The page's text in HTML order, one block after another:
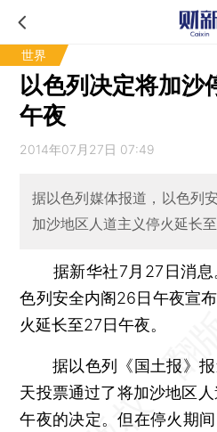
世界
以色列决定将加沙
午夜
2014年07月27日 07:49
据以色列媒体报道，以色列
加沙地区人道主义停火延长
据新华社7月27日消息
色列安全内阁26日午夜宣
火延长至27日午夜。
据以色列《国土报》报
天投票通过了将加沙地区
午夜的决定。但在停火期